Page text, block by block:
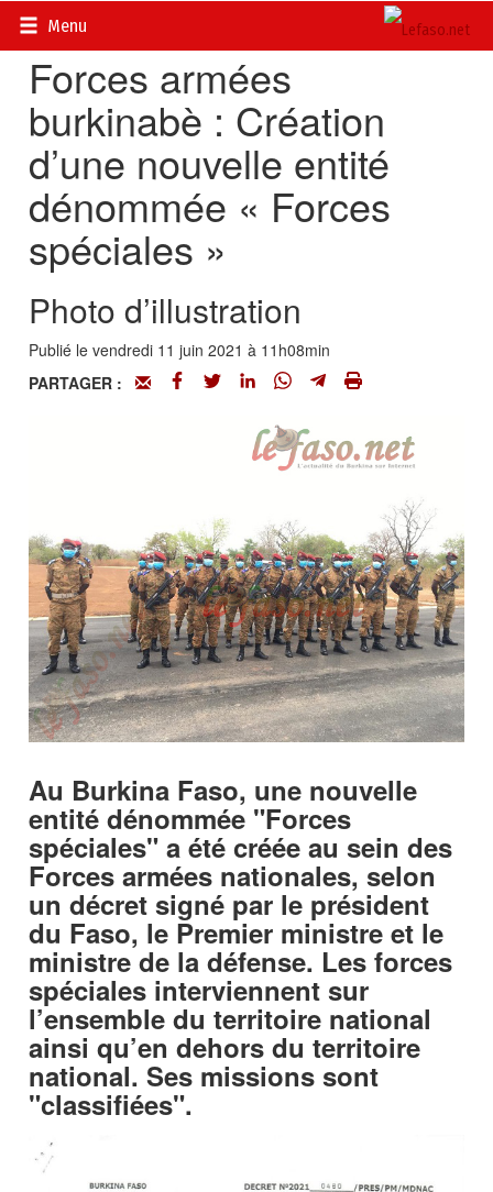
Menu
Accueil>
Forces armées
burkinabè : Création
d’une nouvelle entité
dénommée « Forces
spéciales »
Photo d’illustration
Publié le vendredi 11 juin 2021 à 11h08min
PARTAGER :
Au Burkina Faso, une nouvelle
entité dénommée "Forces
spéciales" a été créée au sein des
Forces armées nationales, selon
un décret signé par le président
du Faso, le Premier ministre et le
ministre de la défense. Les forces
spéciales interviennent sur
l’ensemble du territoire national
ainsi qu’en dehors du territoire
national. Ses missions sont
"classifiées".